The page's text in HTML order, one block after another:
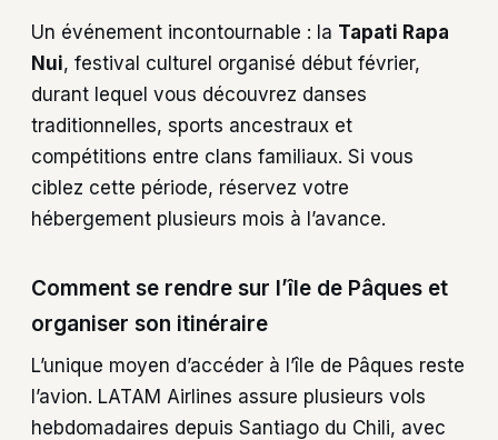
Un événement incontournable : la Tapati Rapa
Nui, festival culturel organisé début février,
durant lequel vous découvrez danses
traditionnelles, sports ancestraux et
compétitions entre clans familiaux. Si vous
ciblez cette période, réservez votre
hébergement plusieurs mois à l’avance.
Comment se rendre sur l’île de Pâques et
organiser son itinéraire
L’unique moyen d’accéder à l’île de Pâques reste
l’avion. LATAM Airlines assure plusieurs vols
hebdomadaires depuis Santiago du Chili, avec